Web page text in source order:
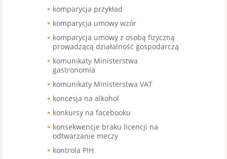
komparycja przykład
komparycja umowy wzór
komparycja umowy z osobą fizyczną
prowadzącą działalność gospodarczą
komunikaty Ministerstwa
gastronomia
komunikaty Ministerstwa VAT
koncesja na alkohol
konkursy na facebooku
konsekwencje braku licencji na
odtwarzanie meczy
kontrola PIH